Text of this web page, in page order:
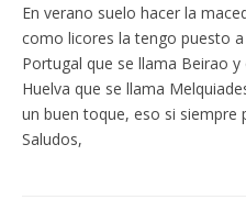
En verano suelo hacer la
como licores la tengo puesto
Portugal que se llama Beirao
Huelva que se llama
un buen toque, eso si siempre
Saludos,